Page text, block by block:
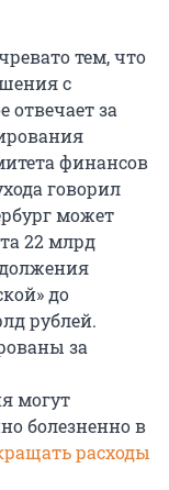
тем, что
с
отвечает за
финансов
говорил
может
22 млрд
до
рублей.
за
могут
болезненно в
расходы